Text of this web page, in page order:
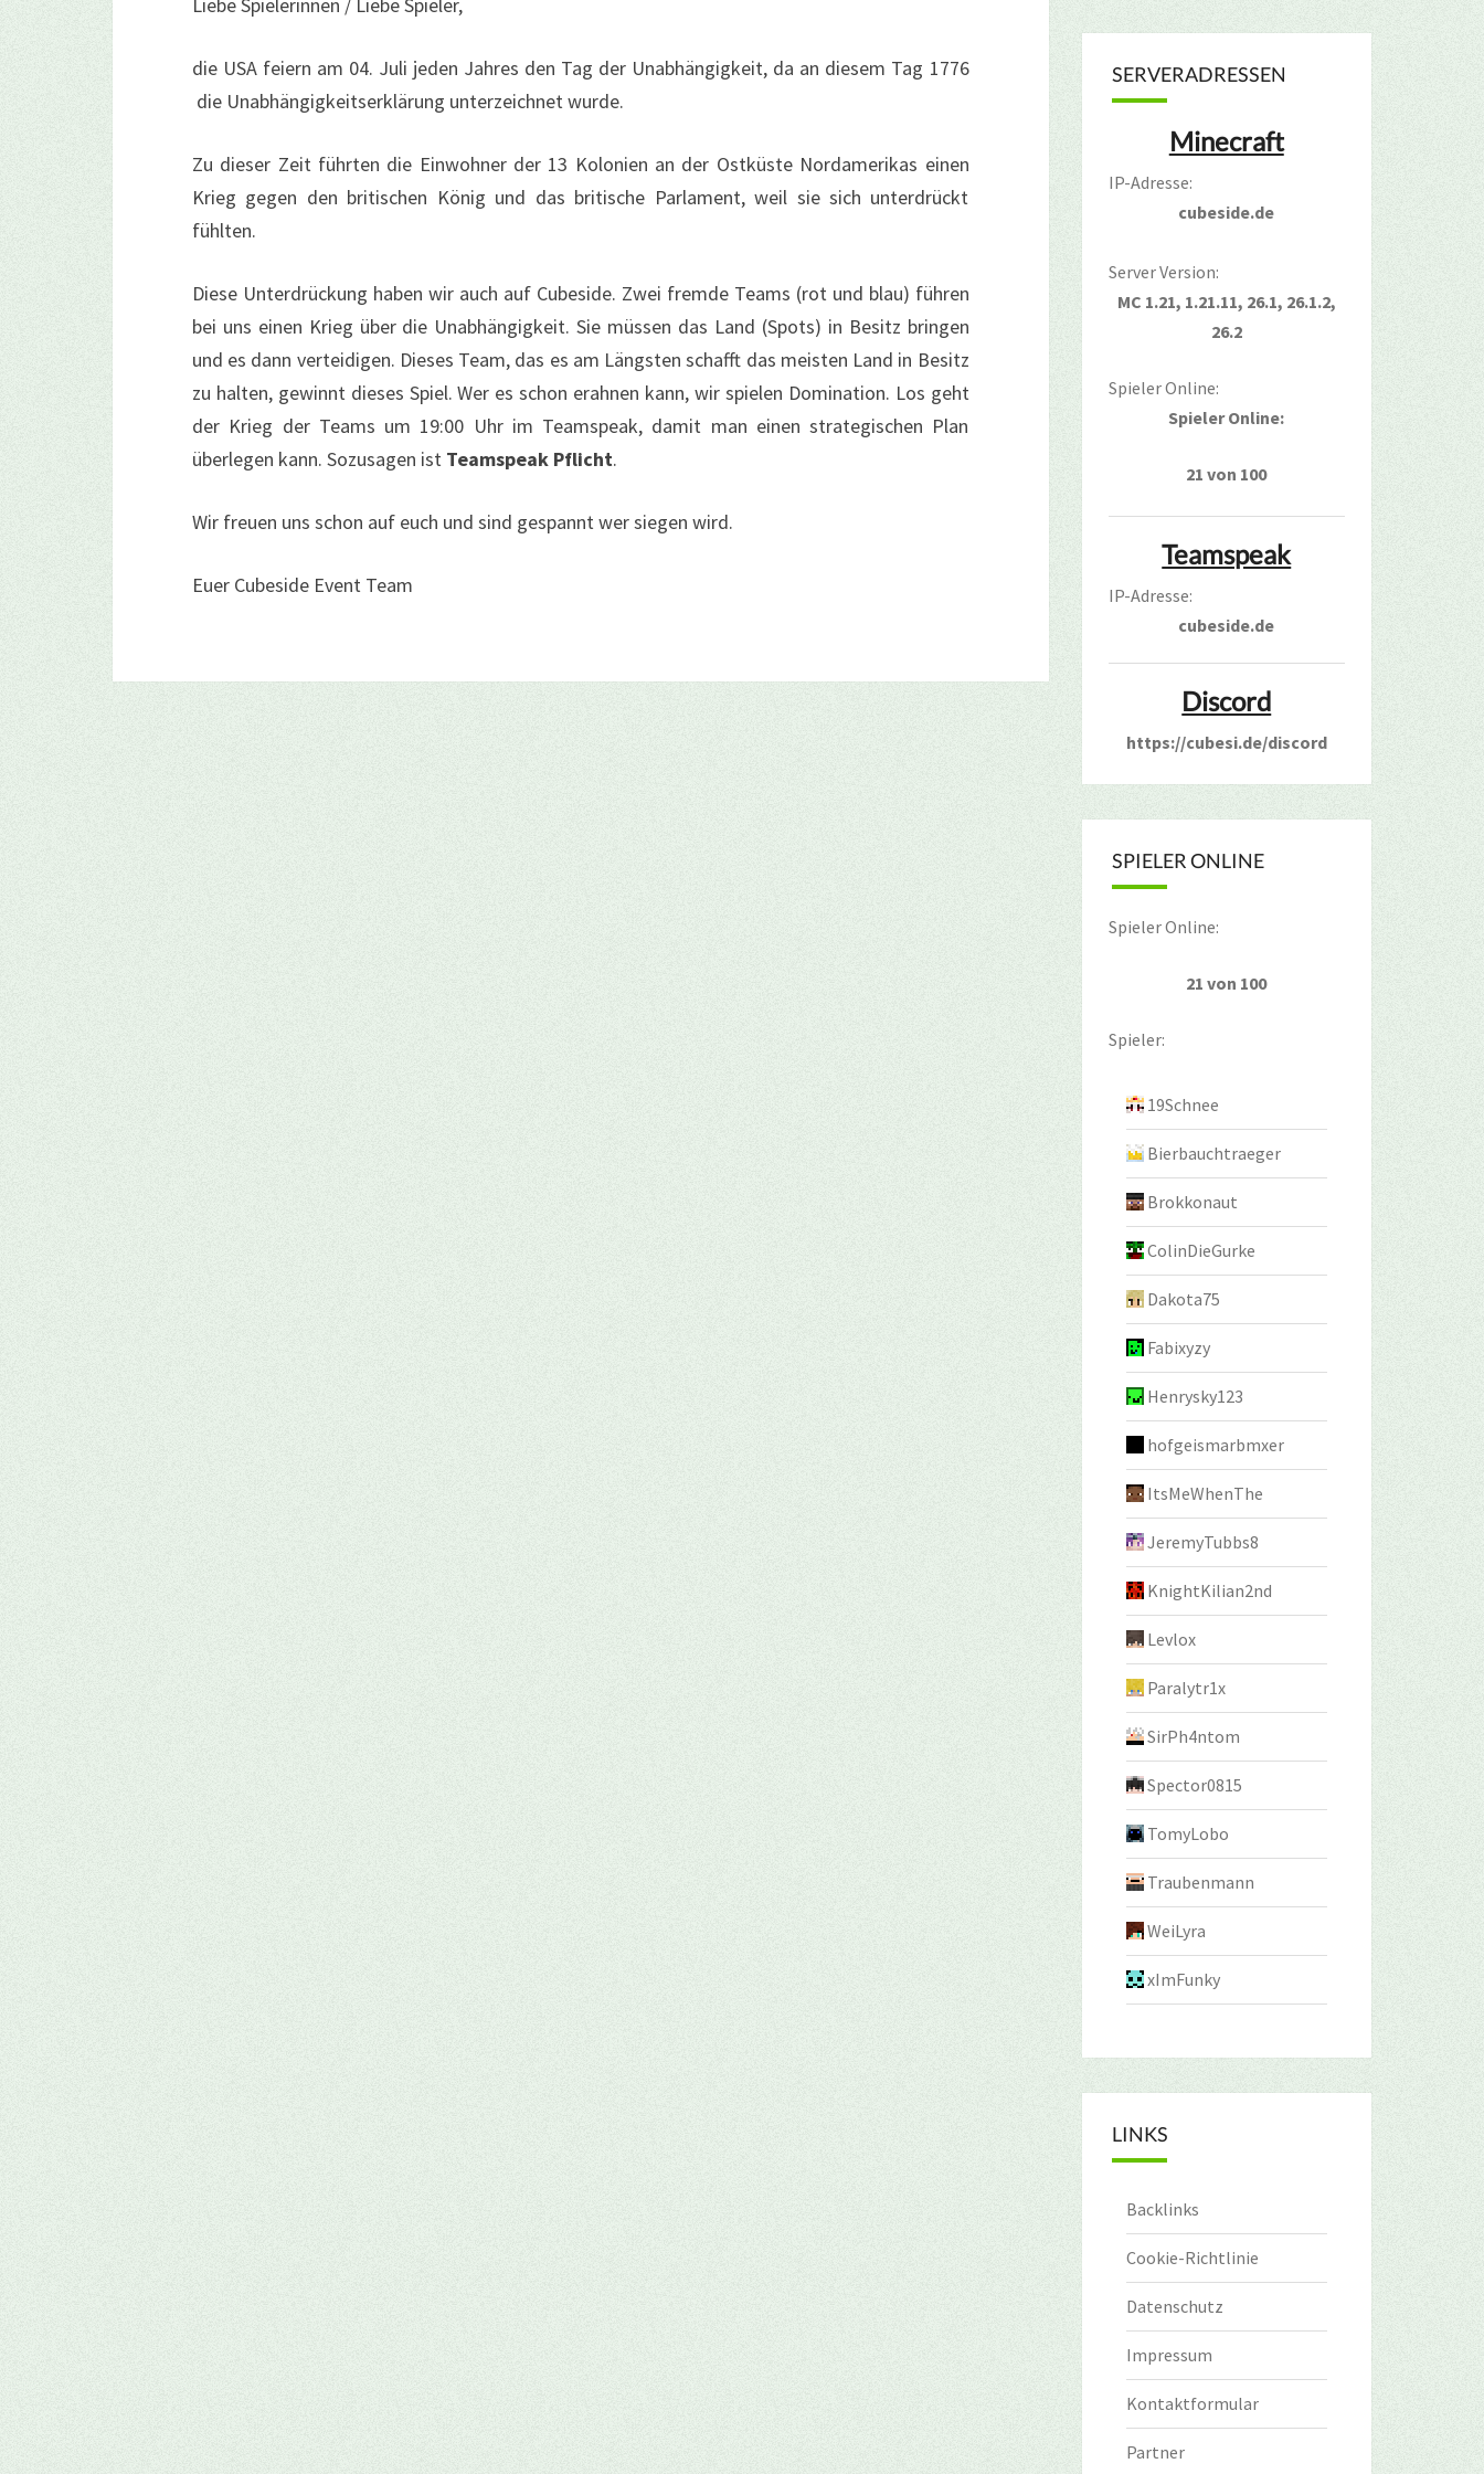
die USA feiern am 04. Juli jeden Jahres den Tag der Unabhängigkeit, da an diesem Tag 1776
die Unabhängigkeitserklärung unterzeichnet wurde.
Zu dieser Zeit führten die Einwohner der 13 Kolonien an der Ostküste Nordamerikas einen
Krieg gegen den britischen König und das britische Parlament, weil sie sich unterdrückt
fühlten.
Diese Unterdrückung haben wir auch auf Cubeside. Zwei fremde Teams (rot und blau) führen
bei uns einen Krieg über die Unabhängigkeit. Sie müssen das Land (Spots) in Besitz bringen
und es dann verteidigen. Dieses Team, das es am Längsten schafft das meisten Land in Besitz
zu halten, gewinnt dieses Spiel. Wer es schon erahnen kann, wir spielen Domination. Los geht
der Krieg der Teams um 19:00 Uhr im Teamspeak, damit man einen strategischen Plan
überlegen kann. Sozusagen ist Teamspeak Pflicht.
Wir freuen uns schon auf euch und sind gespannt wer siegen wird.
Euer Cubeside Event Team
SERVERADRESSEN
Minecraft
IP-Adresse:
cubeside.de
Server Version:
MC 1.21, 1.21.11, 26.1, 26.1.2,
26.2
Spieler Online:
Spieler Online:
21 von 100
Teamspeak
IP-Adresse:
cubeside.de
Discord
https://cubesi.de/discord
SPIELER ONLINE
Spieler Online:
21 von 100
Spieler:
19Schnee
Bierbauchtraeger
Brokkonaut
ColinDieGurke
Dakota75
Fabixyzy
Henrysky123
hofgeismarbmxer
ItsMeWhenThe
JeremyTubbs8
KnightKilian2nd
Levlox
Paralytr1x
SirPh4ntom
Spector0815
TomyLobo
Traubenmann
WeiLyra
xImFunky
LINKS
Backlinks
Cookie-Richtlinie
Datenschutz
Impressum
Kontaktformular
Partner